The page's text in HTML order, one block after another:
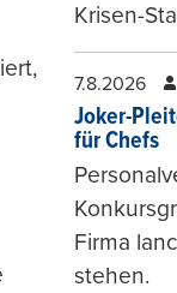
Krisen-
7.8.2026
Joker-
für Chefs
Firma
stehen.